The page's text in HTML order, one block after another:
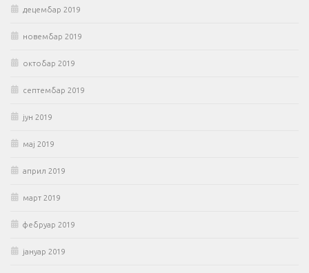
децембар 2019
новембар 2019
октобар 2019
септембар 2019
јун 2019
мај 2019
април 2019
март 2019
фебруар 2019
јануар 2019